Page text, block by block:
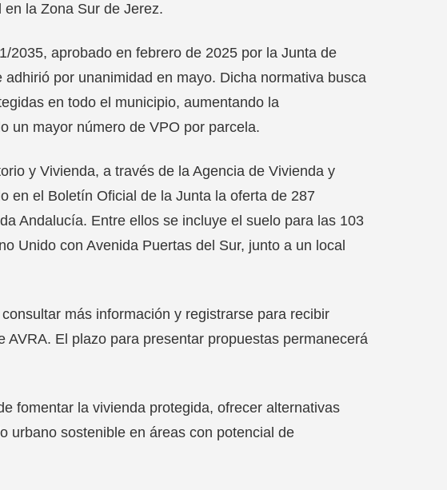
la Zona Sur de Jerez.
2035, aprobado en febrero de 2025 por la Junta de
por unanimidad en mayo. Dicha normativa busca
en todo el municipio, aumentando la
un mayor número de VPO por parcela.
y Vivienda, a través de la Agencia de Vivienda y
en el Boletín Oficial de la Junta la oferta de 287
Andalucía. Entre ellos se incluye el suelo para las 103
Unido con Avenida Puertas del Sur, junto a un local
más información y registrarse para recibir
El plazo para presentar propuestas permanecerá
fomentar la vivienda protegida, ofrecer alternativas
urbano sostenible en áreas con potencial de